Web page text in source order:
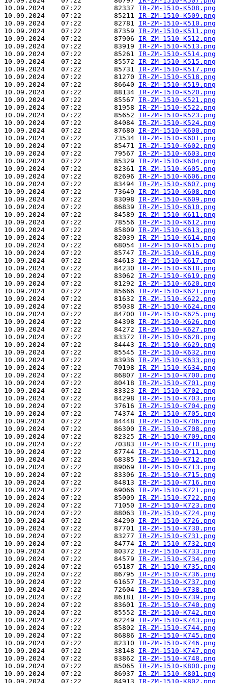
10.09.2024    07:22        82337 IR-ZM-1510-K508.png
10.09.2024    07:22        85211 IR-ZM-1510-K509.png
10.09.2024    07:22        82781 IR-ZM-1510-K510.png
10.09.2024    07:22        87359 IR-ZM-1510-K511.png
10.09.2024    07:22        87906 IR-ZM-1510-K512.png
10.09.2024    07:22        83919 IR-ZM-1510-K513.png
10.09.2024    07:22        85261 IR-ZM-1510-K514.png
10.09.2024    07:22        85572 IR-ZM-1510-K515.png
10.09.2024    07:22        85731 IR-ZM-1510-K517.png
10.09.2024    07:22        81270 IR-ZM-1510-K518.png
10.09.2024    07:22        86640 IR-ZM-1510-K519.png
10.09.2024    07:22        88134 IR-ZM-1510-K520.png
10.09.2024    07:22        85567 IR-ZM-1510-K521.png
10.09.2024    07:22        81958 IR-ZM-1510-K522.png
10.09.2024    07:22        85652 IR-ZM-1510-K523.png
10.09.2024    07:22        84084 IR-ZM-1510-K524.png
10.09.2024    07:22        87680 IR-ZM-1510-K600.png
10.09.2024    07:22        73534 IR-ZM-1510-K601.png
10.09.2024    07:22        85471 IR-ZM-1510-K602.png
10.09.2024    07:22        79567 IR-ZM-1510-K603.png
10.09.2024    07:22        85329 IR-ZM-1510-K604.png
10.09.2024    07:22        82361 IR-ZM-1510-K605.png
10.09.2024    07:22        82696 IR-ZM-1510-K606.png
10.09.2024    07:22        83494 IR-ZM-1510-K607.png
10.09.2024    07:22        73649 IR-ZM-1510-K608.png
10.09.2024    07:22        83098 IR-ZM-1510-K609.png
10.09.2024    07:22        86839 IR-ZM-1510-K610.png
10.09.2024    07:22        84589 IR-ZM-1510-K611.png
10.09.2024    07:22        78556 IR-ZM-1510-K612.png
10.09.2024    07:22        85809 IR-ZM-1510-K613.png
10.09.2024    07:22        82039 IR-ZM-1510-K614.png
10.09.2024    07:22        68054 IR-ZM-1510-K615.png
10.09.2024    07:22        85747 IR-ZM-1510-K616.png
10.09.2024    07:22        84613 IR-ZM-1510-K617.png
10.09.2024    07:22        84230 IR-ZM-1510-K618.png
10.09.2024    07:22        83062 IR-ZM-1510-K619.png
10.09.2024    07:22        81292 IR-ZM-1510-K620.png
10.09.2024    07:22        85666 IR-ZM-1510-K621.png
10.09.2024    07:22        81632 IR-ZM-1510-K622.png
10.09.2024    07:22        85038 IR-ZM-1510-K624.png
10.09.2024    07:22        84700 IR-ZM-1510-K625.png
10.09.2024    07:22        84398 IR-ZM-1510-K626.png
10.09.2024    07:22        84272 IR-ZM-1510-K627.png
10.09.2024    07:22        83372 IR-ZM-1510-K628.png
10.09.2024    07:22        84443 IR-ZM-1510-K629.png
10.09.2024    07:22        85545 IR-ZM-1510-K632.png
10.09.2024    07:22        83936 IR-ZM-1510-K633.png
10.09.2024    07:22        70198 IR-ZM-1510-K634.png
10.09.2024    07:22        86807 IR-ZM-1510-K700.png
10.09.2024    07:22        80418 IR-ZM-1510-K701.png
10.09.2024    07:22        83323 IR-ZM-1510-K702.png
10.09.2024    07:22        84298 IR-ZM-1510-K703.png
10.09.2024    07:22        37616 IR-ZM-1510-K704.png
10.09.2024    07:22        74374 IR-ZM-1510-K705.png
10.09.2024    07:22        84448 IR-ZM-1510-K706.png
10.09.2024    07:22        86300 IR-ZM-1510-K708.png
10.09.2024    07:22        82325 IR-ZM-1510-K709.png
10.09.2024    07:22        70383 IR-ZM-1510-K710.png
10.09.2024    07:22        87744 IR-ZM-1510-K711.png
10.09.2024    07:22        68385 IR-ZM-1510-K712.png
10.09.2024    07:22        89069 IR-ZM-1510-K713.png
10.09.2024    07:22        83306 IR-ZM-1510-K715.png
10.09.2024    07:22        84813 IR-ZM-1510-K716.png
10.09.2024    07:22        69066 IR-ZM-1510-K721.png
10.09.2024    07:22        85009 IR-ZM-1510-K722.png
10.09.2024    07:22        71050 IR-ZM-1510-K723.png
10.09.2024    07:22        88063 IR-ZM-1510-K724.png
10.09.2024    07:22        84290 IR-ZM-1510-K726.png
10.09.2024    07:22        87701 IR-ZM-1510-K730.png
10.09.2024    07:22        83277 IR-ZM-1510-K731.png
10.09.2024    07:22        84774 IR-ZM-1510-K732.png
10.09.2024    07:22        80372 IR-ZM-1510-K733.png
10.09.2024    07:22        84579 IR-ZM-1510-K734.png
10.09.2024    07:22        65187 IR-ZM-1510-K735.png
10.09.2024    07:22        86795 IR-ZM-1510-K736.png
10.09.2024    07:22        61657 IR-ZM-1510-K737.png
10.09.2024    07:22        72604 IR-ZM-1510-K738.png
10.09.2024    07:22        86181 IR-ZM-1510-K739.png
10.09.2024    07:22        83601 IR-ZM-1510-K740.png
10.09.2024    07:22        85552 IR-ZM-1510-K742.png
10.09.2024    07:22        62249 IR-ZM-1510-K743.png
10.09.2024    07:22        85802 IR-ZM-1510-K744.png
10.09.2024    07:22        86886 IR-ZM-1510-K745.png
10.09.2024    07:22        82310 IR-ZM-1510-K746.png
10.09.2024    07:22        38148 IR-ZM-1510-K747.png
10.09.2024    07:22        83862 IR-ZM-1510-K748.png
10.09.2024    07:22        85065 IR-ZM-1510-K800.png
10.09.2024    07:22        86937 IR-ZM-1510-K801.png
10.09.2024    07:22        84913 IR-ZM-1510-K802.png